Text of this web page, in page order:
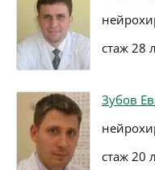
стаж 28
Зубов
стаж 20